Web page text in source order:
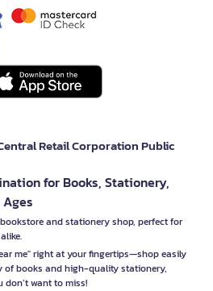
Retail Corporation Public
for Books, Stationery,
and stationery shop, perfect for
me" right at your fingertips—shop easily
of books and high-quality stationery,
don’t want to miss!